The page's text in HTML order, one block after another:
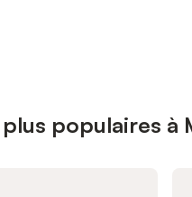
populaires à